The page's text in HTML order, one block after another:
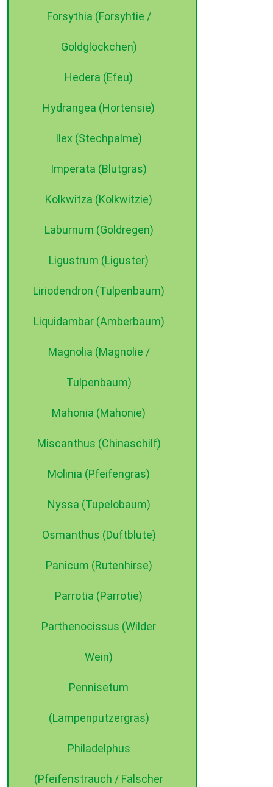
Forsythia (Forsyhtie /
Goldglöckchen)
Hedera (Efeu)
Hydrangea (Hortensie)
Ilex (Stechpalme)
Imperata (Blutgras)
Kolkwitza (Kolkwitzie)
Laburnum (Goldregen)
Ligustrum (Liguster)
Liriodendron (Tulpenbaum)
Liquidambar (Amberbaum)
Magnolia (Magnolie /
Tulpenbaum)
Mahonia (Mahonie)
Miscanthus (Chinaschilf)
Molinia (Pfeifengras)
Nyssa (Tupelobaum)
Osmanthus (Duftblüte)
Panicum (Rutenhirse)
Parrotia (Parrotie)
Parthenocissus (Wilder
Wein)
Pennisetum
(Lampenputzergras)
Philadelphus
(Pfeifenstrauch / Falscher